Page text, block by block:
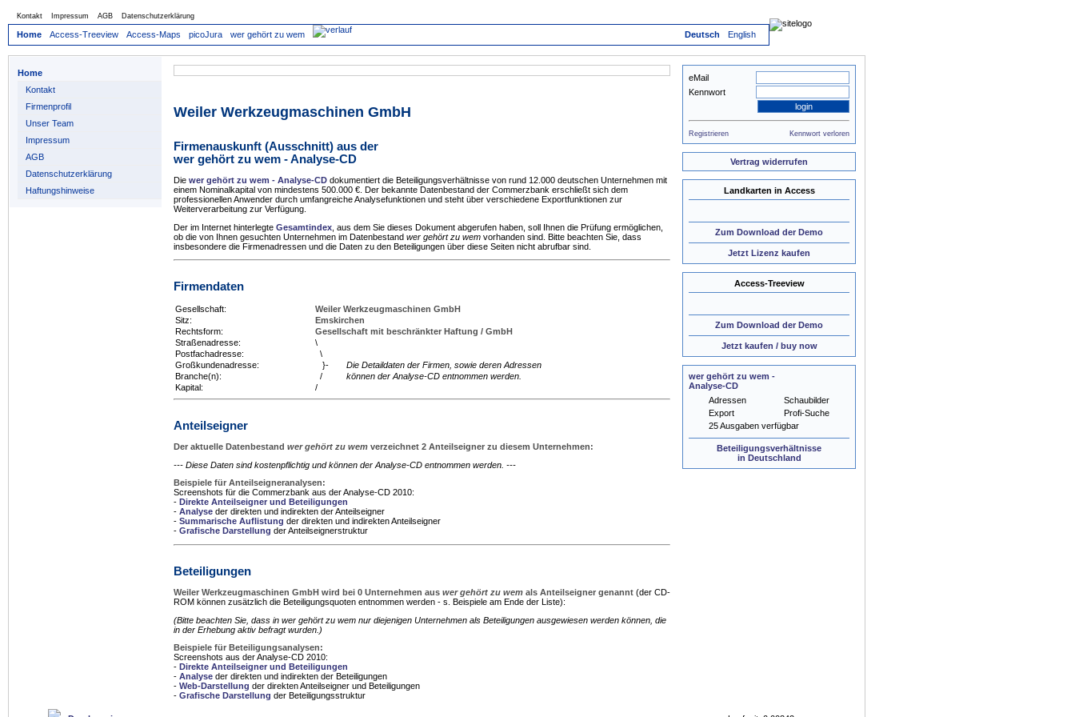
Kontakt Impressum AGB Datenschutzerklärung
Home Access-Treeview Access-Maps picoJura wer gehört zu wem Deutsch English
Home
Kontakt
Firmenprofil
Unser Team
Impressum
AGB
Datenschutzerklärung
Haftungshinweise
Weiler Werkzeugmaschinen GmbH
Firmenauskunft (Ausschnitt) aus der
wer gehört zu wem - Analyse-CD
Die wer gehört zu wem - Analyse-CD dokumentiert die Beteiligungsverhältnisse von rund 12.000 deutschen Unternehmen mit
einem Nominalkapital von mindestens 500.000 €. Der bekannte Datenbestand der Commerzbank erschließt sich dem
professionellen Anwender durch umfangreiche Analysefunktionen und steht über verschiedene Exportfunktionen zur
Weiterverarbeitung zur Verfügung.
Der im Internet hinterlegte Gesamtindex , aus dem Sie dieses Dokument abgerufen haben, soll Ihnen die Prüfung ermöglichen,
ob die von Ihnen gesuchten Unternehmen im Datenbestand wer gehört zu wem vorhanden sind. Bitte beachten Sie, dass
insbesondere die Firmenadressen und die Daten zu den Beteiligungen über diese Seiten nicht abrufbar sind.
Firmendaten
Gesellschaft:
Weiler Werkzeugmaschinen GmbH
Sitz:
Emskirchen
Rechtsform:
Gesellschaft mit beschränkter Haftung / GmbH
Straßenadresse:
\
Postfachadresse:
\
Großkundenadresse:
}-
Die Detaildaten der Firmen, sowie deren Adressen
Branche(n):
/
können der Analyse-CD entnommen werden.
Kapital:
/
Anteilseigner
Der aktuelle Datenbestand wer gehört zu wem verzeichnet 2 Anteilseigner zu diesem Unternehmen:
--- Diese Daten sind kostenpflichtig und können der Analyse-CD entnommen werden. ---
Beispiele für Anteilseigneranalysen:
Screenshots für die Commerzbank aus der Analyse-CD 2010:
- Direkte Anteilseigner und Beteiligungen
- Analyse der direkten und indirekten der Anteilseigner
- Summarische Auflistung der direkten und indirekten Anteilseigner
- Grafische Darstellung der Anteilseignerstruktur
Beteiligungen
Weiler Werkzeugmaschinen GmbH wird bei 0 Unternehmen aus wer gehört zu wem als Anteilseigner genannt (der CD-
ROM können zusätzlich die Beteiligungsquoten entnommen werden - s. Beispiele am Ende der Liste):
(Bitte beachten Sie, dass in wer gehört zu wem nur diejenigen Unternehmen als Beteiligungen ausgewiesen werden können, die
in der Erhebung aktiv befragt wurden.)
Beispiele für Beteiligungsanalysen:
Screenshots aus der Analyse-CD 2010:
- Direkte Anteilseigner und Beteiligungen
- Analyse der direkten und indirekten der Beteiligungen
- Web-Darstellung der direkten Anteilseigner und Beteiligungen
- Grafische Darstellung der Beteiligungsstruktur
eMail
Kennwort
Registrieren Kennwort verloren
Vertrag widerrufen
Landkarten in Access
Zum Download der Demo
Jetzt Lizenz kaufen
Access-Treeview
Zum Download der Demo
Jetzt kaufen / buy now
wer gehört zu wem -
Analyse-CD
Adressen
Schaubilder
Export
Profi-Suche
25 Ausgaben verfügbar
Beteiligungsverhältnisse
in Deutschland